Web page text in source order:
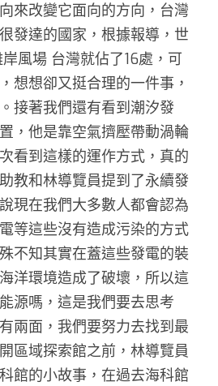
來改變它面向的方向，台灣
發達的國家，根據報導，世
風場 台灣就佔了16處，可
想想卻又挺合理的一件事，
接著我們還有看到潮汐發
，他是靠空氣擠壓帶動渦輪
看到這樣的運作方式，真的
教和林導覽員提到了永續發
現在我們大多數人都會認為
等這些沒有造成污染的方式
不知其實在蓋這些發電的裝
洋環境造成了破壞，所以這
源嗎，這是我們要去思考
兩面，我們要努力去找到最
區域探索館之前，林導覽員
館的小故事，在過去海科館